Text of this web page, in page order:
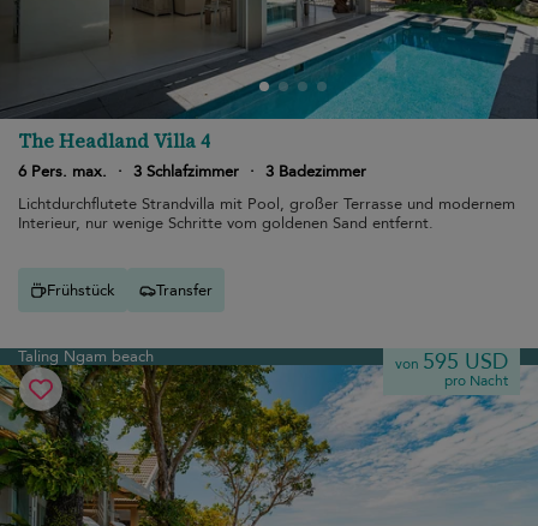
The Headland Villa 4
6 Pers. max. · 3 Schlafzimmer · 3 Badezimmer
Lichtdurchflutete Strandvilla mit Pool, großer Terrasse und modernem
Interieur, nur wenige Schritte vom goldenen Sand entfernt.
Frühstück Transfer
Taling Ngam beach von 595 USD
pro Nacht